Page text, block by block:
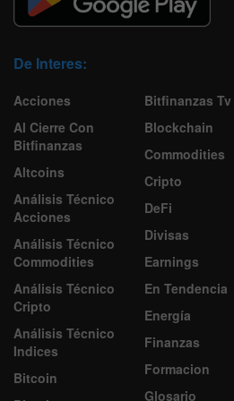
De Interes:
Acciones
Al Cierre Con
Bitfinanzas
Altcoins
Análisis Técnico
Acciones
Análisis Técnico
Commodities
Análisis Técnico
Cripto
Análisis Técnico
Indices
Bitcoin
Bitfinanzas Tv
Blockchain
Commodities
Cripto
DeFi
Divisas
Earnings
En Tendencia
Energía
Finanzas
Formacion
Glosario